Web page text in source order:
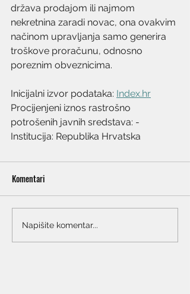
država prodajom ili najmom
nekretnina zaradi novac, ona ovakvim
načinom upravljanja samo generira
troškove proračunu, odnosno
poreznim obveznicima.
Inicijalni izvor podataka: Index.hr
Procijenjeni iznos rastrošno
potrošenih javnih sredstava: -
Institucija: Republika Hrvatska
Komentari
Napišite komentar...